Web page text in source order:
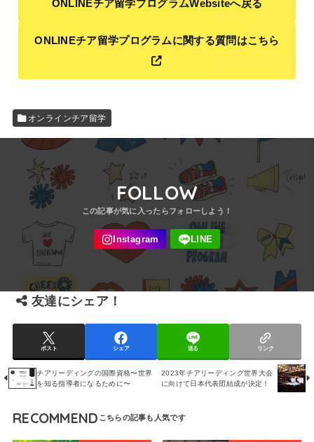
ONLINEチア留学プログラムWebsiteへ戻る
ONLINEチア留学プログラムに関する質問はこちら
オンラインチア留学
FOLLOW
友達にシェア！
ポスト シェア 送る リンク
チアリーディングの国際資格〜世界
を知る指導者になるために〜
2023年チアリーディング世界大会
に向けて日本代表団結成が決定！
RECOMMEND